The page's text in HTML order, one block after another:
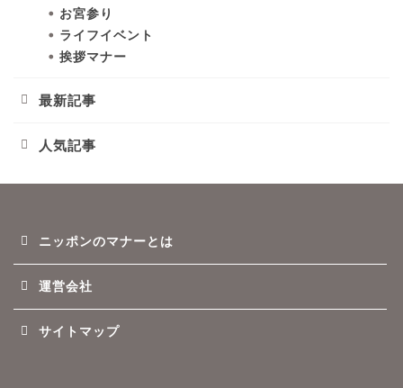
お宮参り
ライフイベント
挨拶マナー
最新記事
人気記事
ニッポンのマナーとは
運営会社
サイトマップ